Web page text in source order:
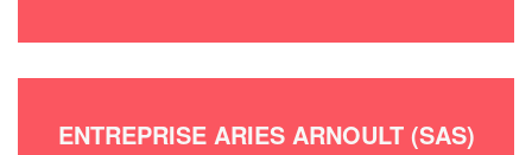
ENTREPRISE ARIES ARNOULT (SAS)